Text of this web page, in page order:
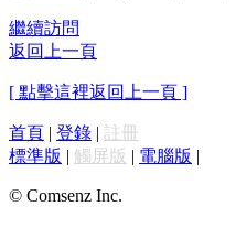
繼續訪問
返回上一頁
[ 點擊這裡返回上一頁 ]
首頁 | 登錄 | 註冊
標準版 | 觸屏版 | 電腦版 |
© Comsenz Inc.